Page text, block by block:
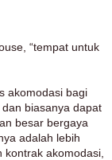
“tempat untuk
akomodasi bagi
biasanya dapat
besar bergaya
adalah lebih
akomodasi,